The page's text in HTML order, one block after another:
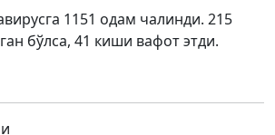
1151 одам чалинди. 215
бўлса, 41 киши вафот этди.